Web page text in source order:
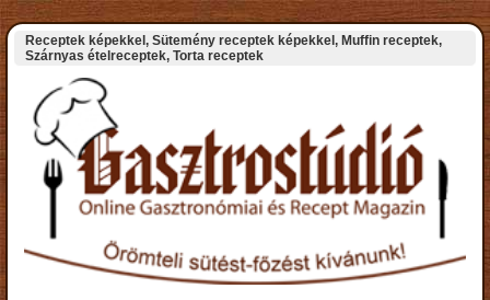
Receptek képekkel, Sütemény receptek képekkel, Muffin receptek,
Szárnyas ételreceptek, Torta receptek